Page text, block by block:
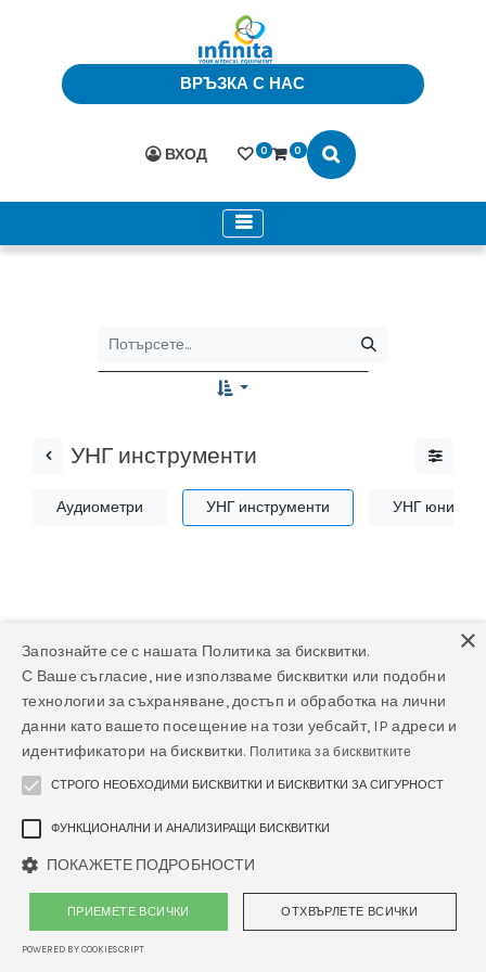
ВРЪЗКА С НАС
ВХОД 0 0
УНГ инструменти
Аудиометри УНГ инструменти УНГ юнити
Няма намерени продукти
Няма намерени продукти в тази категория.
×
Запознайте се с нашата Политика за бисквитки.
С Ваше съгласие, ние използваме бисквитки или подобни
технологии за съхраняване, достъп и обработка на лични
данни като вашето посещение на този уебсайт, IP адреси и
идентификатори на бисквитки. Политика за бисквитките
СТРОГО НЕОБХОДИМИ БИСКВИТКИ И БИСКВИТКИ ЗА СИГУРНОСТ
ФУНКЦИОНАЛНИ И АНАЛИЗИРАЩИ БИСКВИТКИ
ПОКАЖЕТЕ ПОДРОБНОСТИ
ПРИЕМЕТЕ ВСИЧКИ ОТХВЪРЛЕТЕ ВСИЧКИ
POWERED BY COOKIESCRIPT